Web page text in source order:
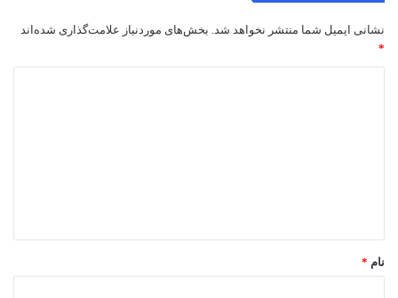
نشانی ایمیل شما منتشر نخواهد شد. بخش‌های موردنیاز علامت‌گذاری شده‌اند
*
*
نام *